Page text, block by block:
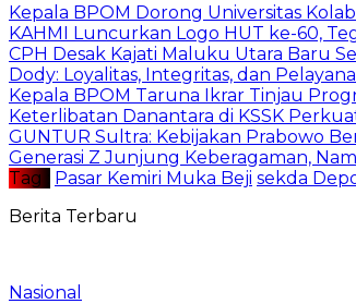
Kepala BPOM Dorong Universitas
KAHMI Luncurkan Logo HUT ke-60,
CPH Desak Kajati Maluku Utara Baru
Dody: Loyalitas, Integritas, dan
Kepala BPOM Taruna Ikrar Tinjau
Keterlibatan Danantara di KSSK
GUNTUR Sultra: Kebijakan Prabowo
Generasi Z Junjung Keberagaman,
Tag :
Pasar Kemiri Muka Beji sekda
Berita Terbaru
Nasional